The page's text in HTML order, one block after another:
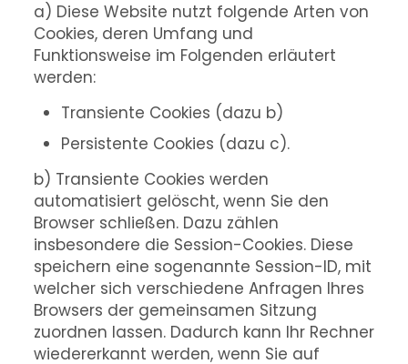
a) Diese Website nutzt folgende Arten von
Cookies, deren Umfang und
Funktionsweise im Folgenden erläutert
werden:
Transiente Cookies (dazu b)
Persistente Cookies (dazu c).
b) Transiente Cookies werden
automatisiert gelöscht, wenn Sie den
Browser schließen. Dazu zählen
insbesondere die Session-Cookies. Diese
speichern eine sogenannte Session-ID, mit
welcher sich verschiedene Anfragen Ihres
Browsers der gemeinsamen Sitzung
zuordnen lassen. Dadurch kann Ihr Rechner
wiedererkannt werden, wenn Sie auf